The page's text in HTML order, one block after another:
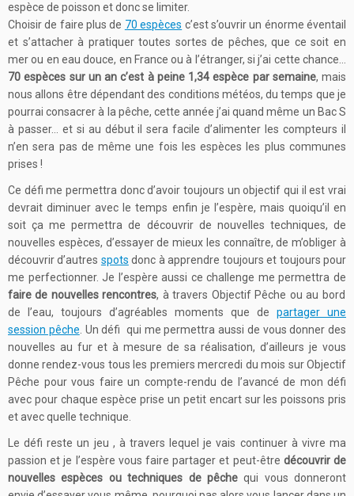
espèce de poisson et donc se limiter.
Choisir de faire plus de 70 espèces c’est s’ouvrir un énorme éventail
et s’attacher à pratiquer toutes sortes de pêches, que ce soit en
mer ou en eau douce, en France ou à l’étranger, si j’ai cette chance…
70 espèces sur un an c’est à peine 1,34 espèce par semaine, mais
nous allons être dépendant des conditions météos, du temps que je
pourrai consacrer à la pêche, cette année j’ai quand même un Bac S
à passer… et si au début il sera facile d’alimenter les compteurs il
n’en sera pas de même une fois les espèces les plus communes
prises !
Ce défi me permettra donc d’avoir toujours un objectif qui il est vrai
devrait diminuer avec le temps enfin je l’espère, mais quoiqu’il en
soit ça me permettra de découvrir de nouvelles techniques, de
nouvelles espèces, d’essayer de mieux les connaître, de m’obliger à
découvrir d’autres spots donc à apprendre toujours et toujours pour
me perfectionner. Je l’espère aussi ce challenge me permettra de
faire de nouvelles rencontres, à travers Objectif Pêche ou au bord
de l’eau, toujours d’agréables moments que de partager une
session pêche . Un défi qui me permettra aussi de vous donner des
nouvelles au fur et à mesure de sa réalisation, d’ailleurs je vous
donne rendez-vous tous les premiers mercredi du mois sur Objectif
Pêche pour vous faire un compte-rendu de l’avancé de mon défi
avec pour chaque espèce prise un petit encart sur les poissons pris
et avec quelle technique.
Le défi reste un jeu , à travers lequel je vais continuer à vivre ma
passion et je l’espère vous faire partager et peut-être découvrir de
nouvelles espèces ou techniques de pêchequi vous donneront